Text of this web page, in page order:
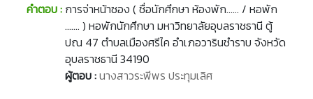
คำตอบ : การจ่าหน้าซอง ( ชื่อนักศึกษา ห้องพัก...... / หอพัก
....... ) หอพักนักศึกษา มหาวิทยาลัยอุบลราชธานี ตู้
ปณ 47 ตำบลเมืองศรีไค อำเภอวารินชำราบ จังหวัด
อุบลราชธานี 34190
ผู้ตอบ :นางสาวระพีพร ประทุมเลิศ